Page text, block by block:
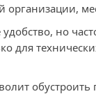
организации,
но
для